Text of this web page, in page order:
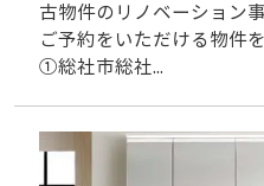
古物件のリノベーション
ご予約をいただける物件
①総社市総社...